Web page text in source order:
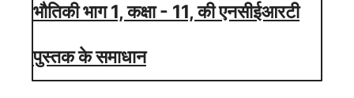
भौतिकी भाग 1, कक्षा - 11, की एनसीईआरटी
पुस्तक के समाधान